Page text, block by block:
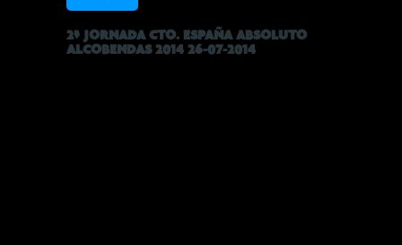
2ª JORNADA CTO. ESPAÑA ABSOLUTO
ALCOBENDAS 2014 26-07-2014